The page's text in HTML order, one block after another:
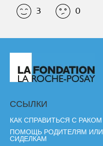
3 0
ССЫЛКИ
КАК СПРАВИТЬСЯ С РАКОМ
ПОМОЩЬ РОДИТЕЛЯМ ИЛИ
СИДЕЛКАМ